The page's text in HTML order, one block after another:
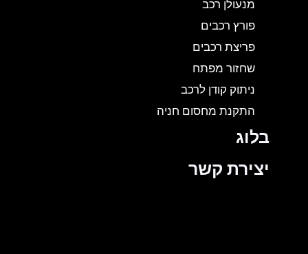
מנעולן רכב
פורץ רכבים
פריצת רכבים
שחזור מפתח
ניתוק קודן לרכב
התקנת מחסום חניה
בלוג
יצירת קשר